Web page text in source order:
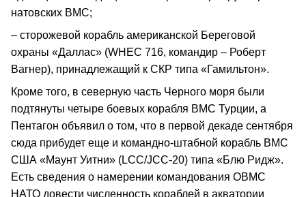
натовских ВМС;
– сторожевой корабль американской Береговой
охраны «Даллас» (WHEC 716, командир – Роберт
Вагнер), принадлежащий к СКР типа «Гамильтон».
Кроме того, в северную часть Черного моря были
подтянуты четыре боевых корабля ВМС Турции, а
Пентагон объявил о том, что в первой декаде сентября
сюда прибудет еще и командно-штабной корабль ВМС
США «Маунт Уитни» (LCC/JCC-20) типа «Блю Ридж».
Есть сведения о намерении командования ОВМС
НАТО довести численность кораблей в акватории